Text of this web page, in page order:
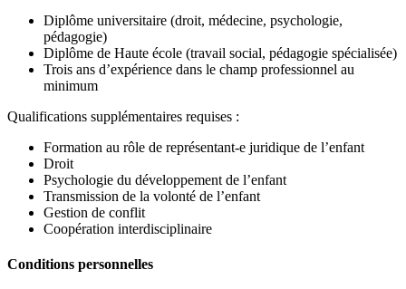
Diplôme universitaire (droit, médecine, psychologie,
pédagogie)
Diplôme de Haute école (travail social, pédagogie spécialisée)
Trois ans d’expérience dans le champ professionnel au
minimum
Qualifications supplémentaires requises :
Formation au rôle de représentant-e juridique de l’enfant
Droit
Psychologie du développement de l’enfant
Transmission de la volonté de l’enfant
Gestion de conflit
Coopération interdisciplinaire
Conditions personnelles